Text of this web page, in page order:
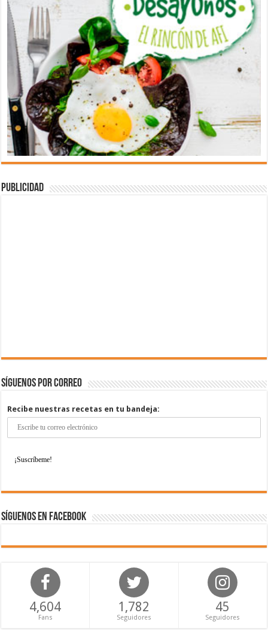
Publicidad
Síguenos por correo
Recibe nuestras recetas en tu bandeja:
Síguenos en Facebook
4,604
Fans
1,782
Seguidores
45
Seguidores